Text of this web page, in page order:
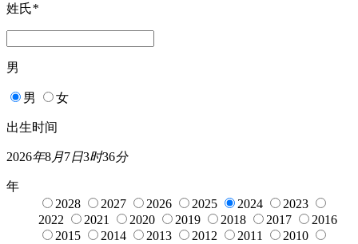
姓氏*
男
男 女
出生时间
2026年8月7日3时36分
年
2028
2027 2026 2025 2024
2023
2022
2021 2020 2019 2018 2017
2016
2015
2014 2013 2012 2011
2010